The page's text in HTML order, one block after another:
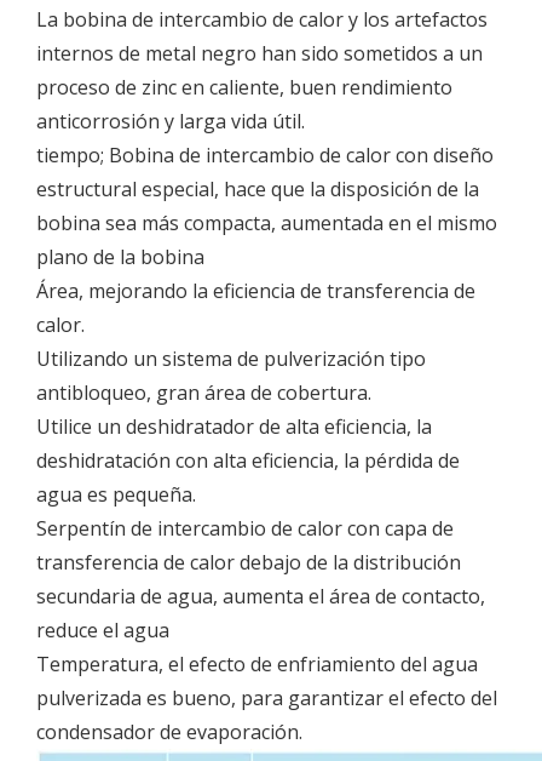
La bobina de intercambio de calor y los artefactos
internos de metal negro han sido sometidos a un
proceso de zinc en caliente, buen rendimiento
anticorrosión y larga vida útil.
tiempo; Bobina de intercambio de calor con diseño
estructural especial, hace que la disposición de la
bobina sea más compacta, aumentada en el mismo
plano de la bobina
Área, mejorando la eficiencia de transferencia de
calor.
Utilizando un sistema de pulverización tipo
antibloqueo, gran área de cobertura.
Utilice un deshidratador de alta eficiencia, la
deshidratación con alta eficiencia, la pérdida de
agua es pequeña.
Serpentín de intercambio de calor con capa de
transferencia de calor debajo de la distribución
secundaria de agua, aumenta el área de contacto,
reduce el agua
Temperatura, el efecto de enfriamiento del agua
pulverizada es bueno, para garantizar el efecto del
condensador de evaporación.